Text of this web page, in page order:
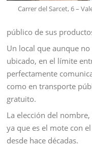
Carrer del Sarcet, 6 –
público de sus
Un local que aunque
ubicado, en el límite
perfectamente
como en transporte
gratuito.
La elección del
ya que es el mote con
desde hace décadas.